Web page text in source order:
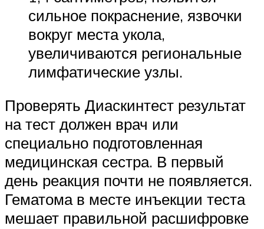
сильное покраснение, язвочки
вокруг места укола,
увеличиваются региональные
лимфатические узлы.
Проверять Диаскинтест результат
на тест должен врач или
специально подготовленная
медицинская сестра. В первый
день реакция почти не появляется.
Гематома в месте инъекции теста
мешает правильной расшифровке